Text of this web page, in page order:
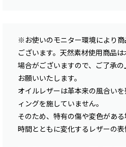
※お使いのモニター環境により
ございます。天然素材使用商品
場合がございますので、ご了承
お願いいたします。
オイルレザーは革本来の風合い
ィングを施していません。
そのため、特有の傷や変色がある
時間とともに変化するレザーの表